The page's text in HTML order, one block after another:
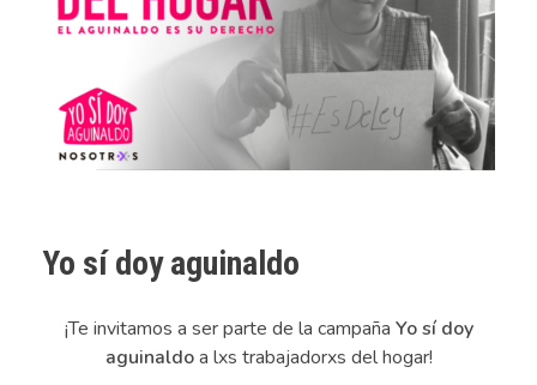
Yo sí doy aguinaldo
¡Te invitamos a ser parte de la campaña Yo sí doy
aguinaldoa lxs trabajadorxs del hogar!